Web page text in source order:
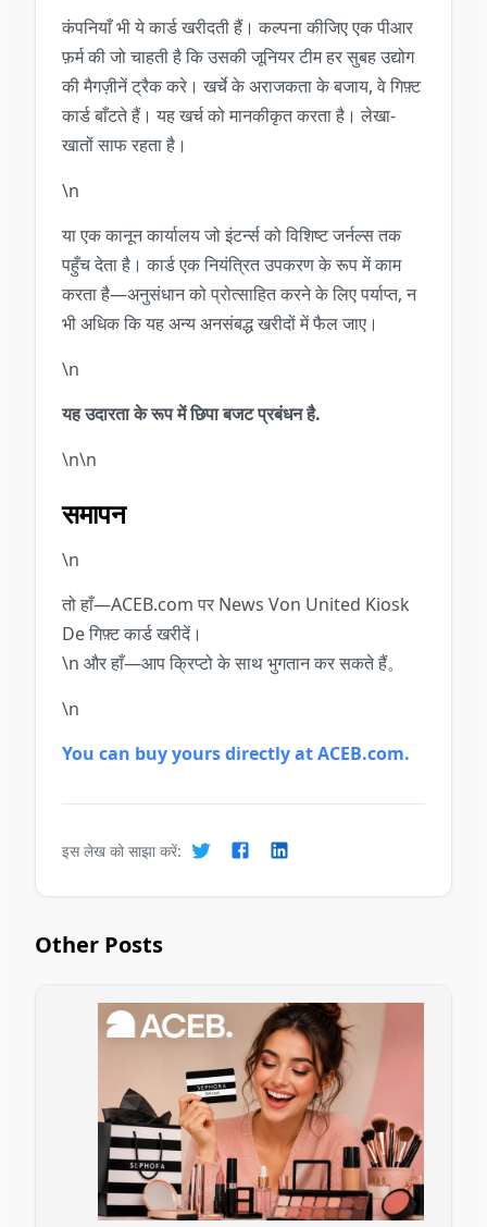
कंपनियाँ भी ये कार्ड खरीदती हैं। कल्पना कीजिए एक पीआर
फ़र्म की जो चाहती है कि उसकी जूनियर टीम हर सुबह उद्योग
की मैगज़ीनें ट्रैक करे। खर्चे के अराजकता के बजाय, वे गिफ़्ट
कार्ड बाँटते हैं। यह खर्च को मानकीकृत करता है। लेखा-
खातों साफ रहता है।
\n
या एक कानून कार्यालय जो इंटर्न्स को विशिष्ट जर्नल्स तक
पहुँच देता है। कार्ड एक नियंत्रित उपकरण के रूप में काम
करता है—अनुसंधान को प्रोत्साहित करने के लिए पर्याप्त, न
भी अधिक कि यह अन्य अनसंबद्ध खरीदों में फैल जाए।
\n
यह उदारता के रूप में छिपा बजट प्रबंधन है.
\n\n
समापन
\n
तो हाँ—ACEB.com पर News Von United Kiosk
De गिफ़्ट कार्ड खरीदें।
\n और हाँ—आप क्रिप्टो के साथ भुगतान कर सकते हैं。
\n
You can buy yours directly at ACEB.com.
इस लेख को साझा करें:
Other Posts